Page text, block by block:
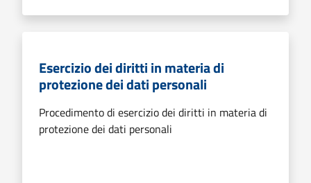
Esercizio dei diritti in materia di
protezione dei dati personali
Procedimento di esercizio dei diritti in materia di
protezione dei dati personali